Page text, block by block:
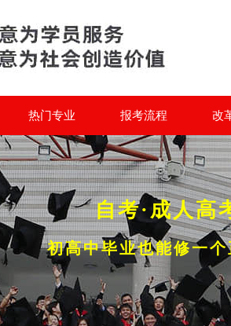
热门专业 报考流程 改
自考·成人高
初高中毕业也能修一